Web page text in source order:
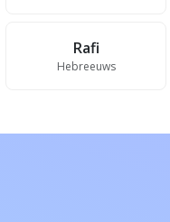
Rafi
Hebreeuws